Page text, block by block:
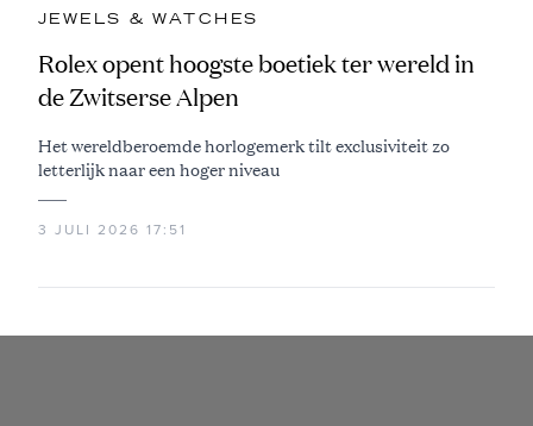
JEWELS & WATCHES
Rolex opent hoogste boetiek ter wereld in
de Zwitserse Alpen
Het wereldberoemde horlogemerk tilt exclusiviteit zo
letterlijk naar een hoger niveau
3 JULI 2026 17:51